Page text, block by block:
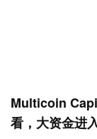
Multicoin
看，大资金进